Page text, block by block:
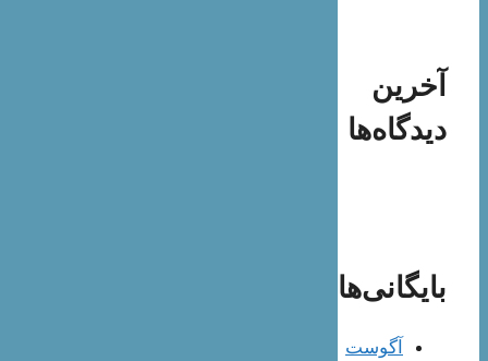
آخرین
دیدگاه‌ها
بایگانی‌ها
آگوست